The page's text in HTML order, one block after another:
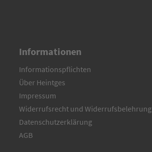
Informationen
Informationspflichten
Über Heintges
Impressum
Widerrufsrecht und Widerrufsbelehrung
Datenschutzerklärung
AGB